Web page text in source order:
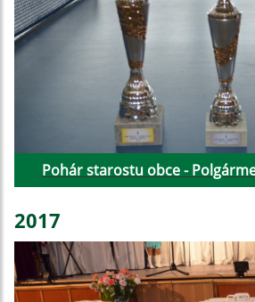
Pohár starostu obce -
2017